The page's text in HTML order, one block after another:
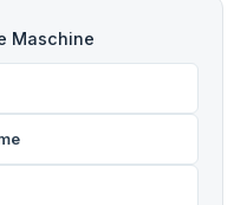
Maschine